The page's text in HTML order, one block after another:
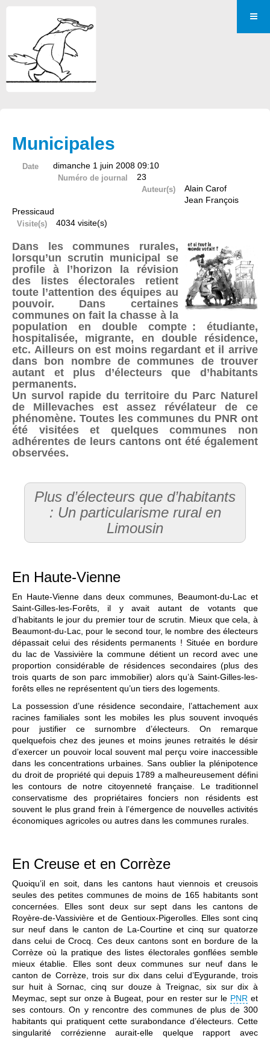
Municipales
Date dimanche 1 juin 2008 09:10
Numéro de journal 23
Auteur(s)
Alain Carof
Jean François
Pressicaud
Visite(s) 4034 visite(s)
Dans les communes rurales,
lorsqu’un scrutin municipal se
profile à l’horizon la révision
des listes électorales retient
toute l’attention des équipes au
pouvoir. Dans certaines
communes on fait la chasse à la
population en double compte : étudiante,
hospitalisée, migrante, en double résidence,
etc. Ailleurs on est moins regardant et il arrive
dans bon nombre de communes de trouver
autant et plus d’électeurs que d’habitants
permanents.
Un survol rapide du territoire du Parc Naturel
de Millevaches est assez révélateur de ce
phénomène. Toutes les communes du PNR ont
été visitées et quelques communes non
adhérentes de leurs cantons ont été également
observées.
Plus d’électeurs que d’habitants
: Un particularisme rural en
Limousin
En Haute-Vienne
En Haute-Vienne dans deux communes, Beaumont-du-Lac et
Saint-Gilles-les-Forêts, il y avait autant de votants que
d’habitants le jour du premier tour de scrutin. Mieux que cela, à
Beaumont-du-Lac, pour le second tour, le nombre des électeurs
dépassait celui des résidents permanents ! Située en bordure
du lac de Vassivière la commune détient un record avec une
proportion considérable de résidences secondaires (plus des
trois quarts de son parc immobilier) alors qu’à Saint-Gilles-les-
forêts elles ne représentent qu’un tiers des logements.
La possession d’une résidence secondaire, l’attachement aux
racines familiales sont les mobiles les plus souvent invoqués
pour justifier ce surnombre d’électeurs. On remarque
quelquefois chez des jeunes et moins jeunes retraités le désir
d’exercer un pouvoir local souvent mal perçu voire inaccessible
dans les concentrations urbaines. Sans oublier la plénipotence
du droit de propriété qui depuis 1789 a malheureusement défini
les contours de notre citoyenneté française. Le traditionnel
conservatisme des propriétaires fonciers non résidents est
souvent le plus grand frein à l’émergence de nouvelles activités
économiques agricoles ou autres dans les communes rurales.
En Creuse et en Corrèze
Quoiqu’il en soit, dans les cantons haut viennois et creusois
seules des petites communes de moins de 165 habitants sont
concernées. Elles sont deux sur sept dans les cantons de
Royère-de-Vassivière et de Gentioux-Pigerolles. Elles sont cinq
sur neuf dans le canton de La-Courtine et cinq sur quatorze
dans celui de Crocq. Ces deux cantons sont en bordure de la
Corrèze où la pratique des listes électorales gonflées semble
mieux établie. Elles sont deux communes sur neuf dans le
canton de Corrèze, trois sur dix dans celui d’Eygurande, trois
sur huit à Sornac, cinq sur douze à Treignac, six sur dix à
Meymac, sept sur onze à Bugeat, pour en rester sur le PNR et
ses contours. On y rencontre des communes de plus de 300
habitants qui pratiquent cette surabondance d’électeurs. Cette
singularité corrézienne aurait-elle quelque rapport avec